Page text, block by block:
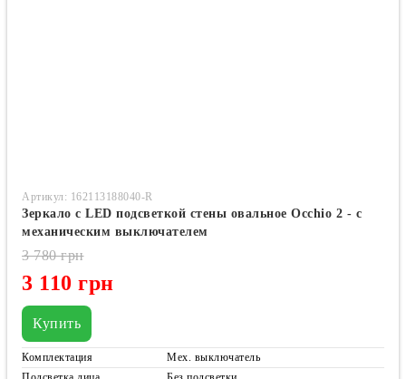
Артикул: 162113188040-R
Зеркало с LED подсветкой стены овальное Occhio 2 - с
механическим выключателем
3 110 грн
3 780 грн
Купить
Комплектация
Мех. выключатель